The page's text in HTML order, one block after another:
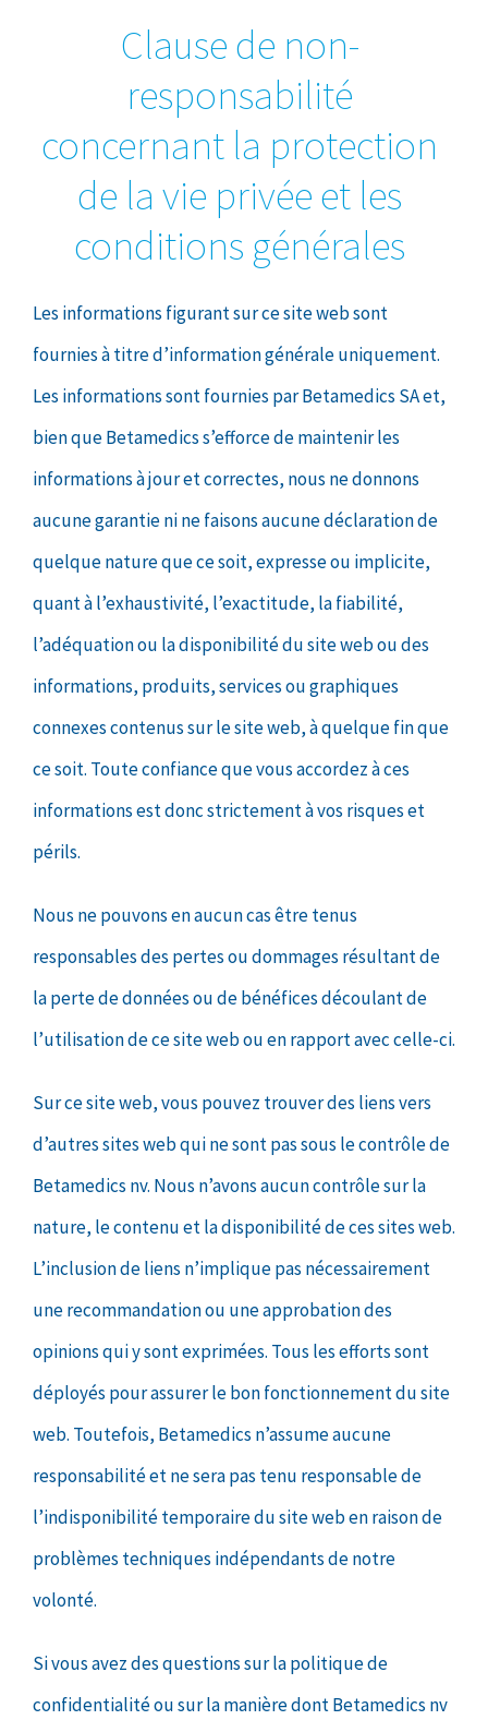
Clause de non-
responsabilité
concernant la protection
de la vie privée et les
conditions générales
Les informations figurant sur ce site web sont
fournies à titre d’information générale uniquement.
Les informations sont fournies par Betamedics SA et,
bien que Betamedics s’efforce de maintenir les
informations à jour et correctes, nous ne donnons
aucune garantie ni ne faisons aucune déclaration de
quelque nature que ce soit, expresse ou implicite,
quant à l’exhaustivité, l’exactitude, la fiabilité,
l’adéquation ou la disponibilité du site web ou des
informations, produits, services ou graphiques
connexes contenus sur le site web, à quelque fin que
ce soit. Toute confiance que vous accordez à ces
informations est donc strictement à vos risques et
périls.
Nous ne pouvons en aucun cas être tenus
responsables des pertes ou dommages résultant de
la perte de données ou de bénéfices découlant de
l’utilisation de ce site web ou en rapport avec celle-ci.
Sur ce site web, vous pouvez trouver des liens vers
d’autres sites web qui ne sont pas sous le contrôle de
Betamedics nv. Nous n’avons aucun contrôle sur la
nature, le contenu et la disponibilité de ces sites web.
L’inclusion de liens n’implique pas nécessairement
une recommandation ou une approbation des
opinions qui y sont exprimées. Tous les efforts sont
déployés pour assurer le bon fonctionnement du site
web. Toutefois, Betamedics n’assume aucune
responsabilité et ne sera pas tenu responsable de
l’indisponibilité temporaire du site web en raison de
problèmes techniques indépendants de notre
volonté.
Si vous avez des questions sur la politique de
confidentialité ou sur la manière dont Betamedics nv